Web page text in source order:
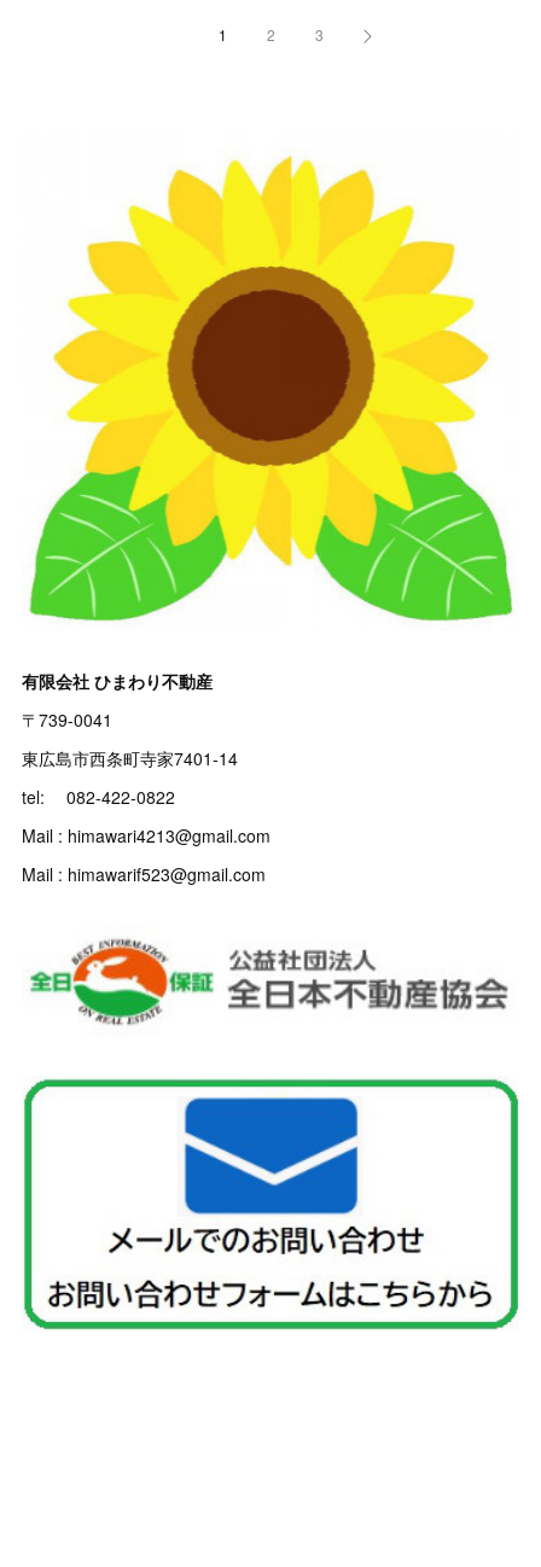
1 2 3
有限会社 ひまわり不動産
〒739-0041
東広島市西条町寺家7401-14
tel: 082-422-0822
Mail : himawari4213@gmail.com
Mail : himawarif523@gmail.com